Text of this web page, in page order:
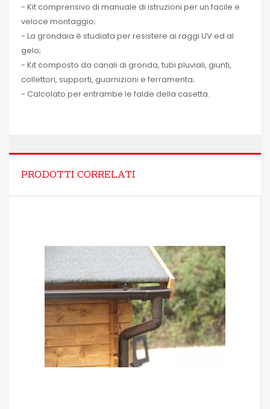
- Kit comprensivo di manuale di istruzioni per un facile e
veloce montaggio;
- La grondaia è studiata per resistere ai raggi UV ed al
gelo;
- Kit composto da canali di gronda, tubi pluviali, giunti,
collettori, supporti, guarnizioni e ferramenta;
- Calcolato per entrambe le falde della casetta.
PRODOTTI CORRELATI